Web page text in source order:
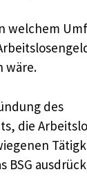
welchem
wäre.
des
die
BSG